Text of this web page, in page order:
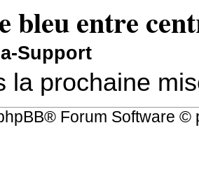
bleu entre
Support
la prochaine
® Forum Software ©